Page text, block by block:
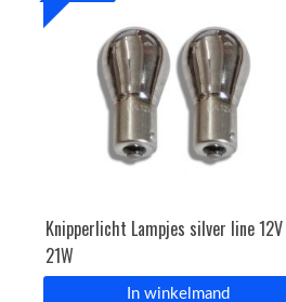
Knipperlicht Lampjes silver line
21W
In winkelmand